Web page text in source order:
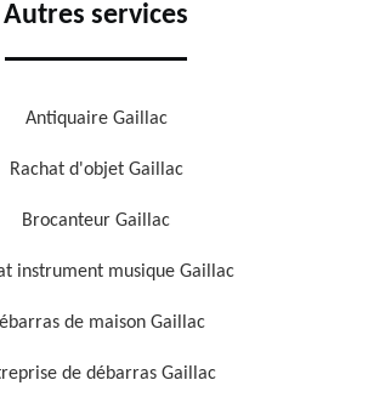
Autres services
Antiquaire Gaillac
Rachat d'objet Gaillac
Brocanteur Gaillac
instrument musique Gaillac
de maison Gaillac
de débarras Gaillac